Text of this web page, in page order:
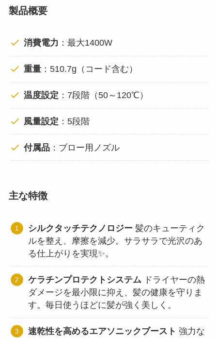
製品概要
消費電力 ：最大1400W
重量 ：510.7g（コード含む）
温度設定 ：7段階（50～120℃）
風量設定 ：5段階
付属品 ：ブロー用ノズル
主な特徴
シルクタッチテクノロジー 髪のキューティク
ルを整え、摩擦を減少。サラサラで光沢のあ
る仕上がりを実現✨。
ケラチンプロテクトシステム ドライヤーの熱
ダメージを最小限に抑え、髪の健康を守りま
す。毎日使うほどに髪が強く美しく。
速乾性を高めるエアソニックブースト 強力な